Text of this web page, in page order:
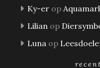
Ky-er op
Lilian op
Luna op